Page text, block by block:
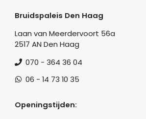
Bruidspaleis Den Haag
Laan van Meerdervoort 56a
2517 AN Den Haag
070 - 364 36 04
06 - 14 73 10 35
Openingstijden: